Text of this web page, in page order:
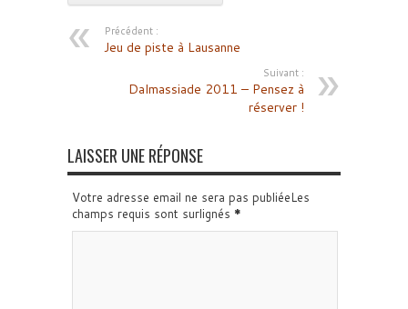
Précédent :
Jeu de piste à Lausanne
Suivant :
Dalmassiade 2011 – Pensez à
réserver !
LAISSER UNE RÉPONSE
Votre adresse email ne sera pas publiéeLes
champs requis sont surlignés *